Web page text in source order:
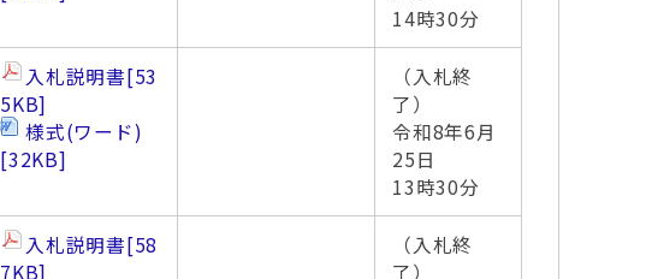
14時30分
入札説明書[53
5KB]
様式(ワード)
[32KB]
（入札終
了）
令和8年6月
25日
13時30分
入札説明書[58
7KB]
（入札終
了）